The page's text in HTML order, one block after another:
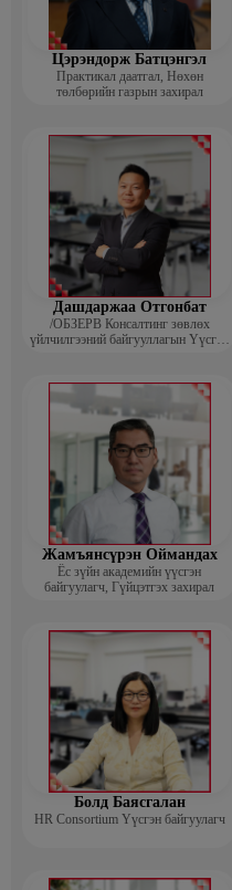
Цэрэндорж Батцэнгэл
Практикал даатгал, Нөхөн
төлбөрийн газрын захирал
Дашдаржаа Отгонбат
/ОБЗЕРВ Консалтинг зөвлөх
үйлчилгээний байгууллагын Үүсгэн
Жамъянсүрэн Оймандах
Ёс зүйн академийн үүсгэн
байгуулагч, Гүйцэтгэх захирал
Болд Баясгалан
HR Consortium Үүсгэн байгуулагч